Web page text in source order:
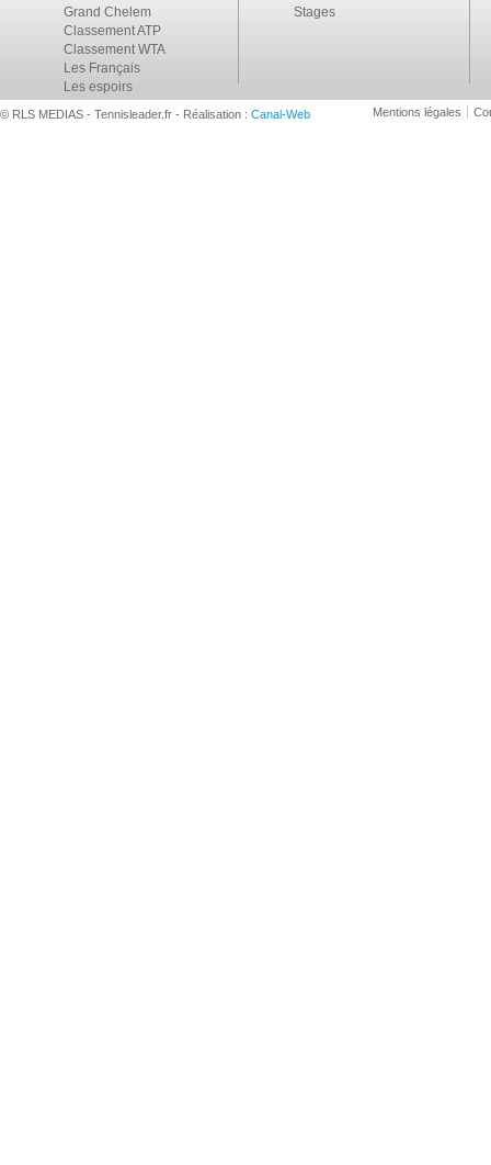
Grand Chelem
Classement ATP
Classement WTA
Les Français
Les espoirs
Stages
© RLS MEDIAS - Tennisleader.fr - Réalisation : Canal-Web Mentions légales